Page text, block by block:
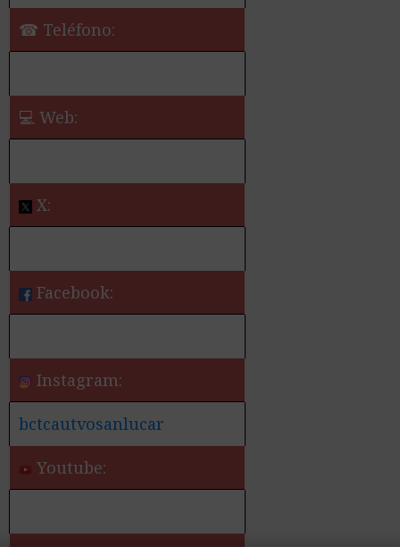
☎ Teléfono:
💻 Web:
X:
Facebook:
Instagram:
bctcautvosanlucar
Youtube: